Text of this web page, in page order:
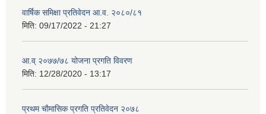
वार्षिक समिक्षा प्रतिवेदन आ.व. २०८०/८१
मिति: 09/17/2022 - 21:27
आ.व् २०७७/७८ योजना प्रगति विवरण
मिति: 12/28/2020 - 13:17
प्रथम चाैमासिक प्रगति प्रतिवेदन २०७८